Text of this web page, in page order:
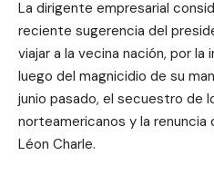
La dirigente empresarial
reciente sugerencia del
viajar a la vecina nación, por
luego del magnicidio de su
junio pasado, el secuestro de
norteamericanos y la renuncia
Léon Charle.